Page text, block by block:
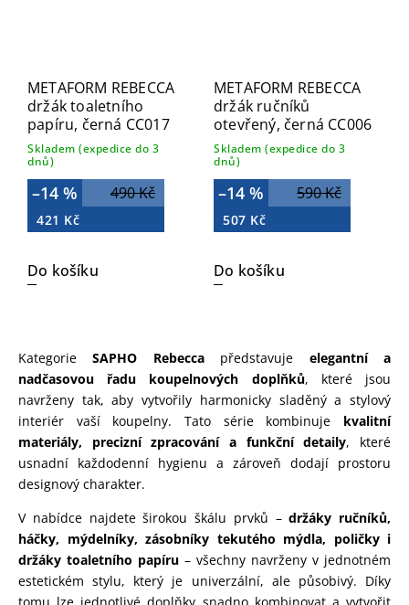
METAFORM REBECCA
držák toaletního
papíru, černá CC017
Skladem (expedice do 3
dnů)
490 Kč
–14 %
421 Kč
Do košíku
METAFORM REBECCA
držák ručníků
otevřený, černá CC006
Skladem (expedice do 3
dnů)
590 Kč
–14 %
507 Kč
Do košíku
KategorieSAPHO Rebeccapředstavuje elegantní a
nadčasovou řadu koupelnových doplňků, které jsou
navrženy tak, aby vytvořily harmonicky sladěný a stylový
interiér vaší koupelny. Tato série kombinuje kvalitní
materiály, precizní zpracování a funkční detaily, které
usnadní každodenní hygienu a zároveň dodají prostoru
designový charakter.
V nabídce najdete širokou škálu prvků –držáky ručníků,
háčky, mýdelníky, zásobníky tekutého mýdla, poličky i
držáky toaletního papíru – všechny navrženy v jednotném
estetickém stylu, který je univerzální, ale působivý. Díky